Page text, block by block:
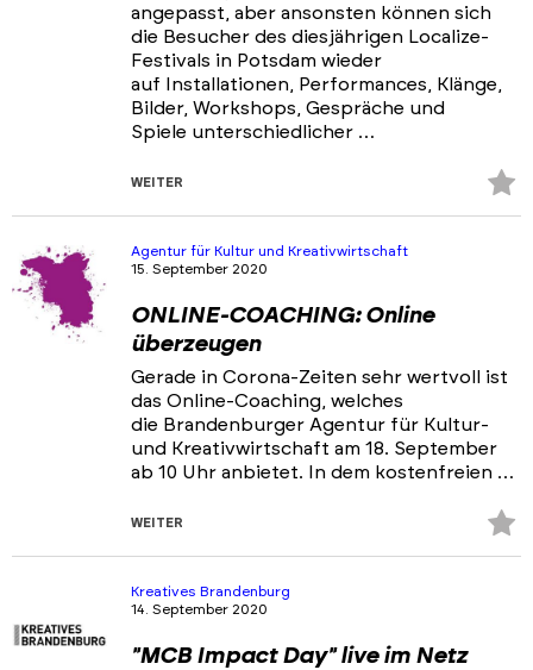
angepasst, aber ansonsten können sich
die Besucher des diesjährigen Localize-
Festivals in Potsdam wieder
auf Installationen, Performances, Klänge,
Bilder, Workshops, Gespräche und
Spiele unterschiedlicher …
WEITER
Agentur für Kultur und Kreativwirtschaft
15. September 2020
ONLINE-COACHING: Online
überzeugen
Gerade in Corona-Zeiten sehr wertvoll ist
das Online-Coaching, welches
die Brandenburger Agentur für Kultur-
und Kreativwirtschaft am 18. September
ab 10 Uhr anbietet. In dem kostenfreien …
WEITER
Kreatives Brandenburg
14. September 2020
"MCB Impact Day" live im Netz